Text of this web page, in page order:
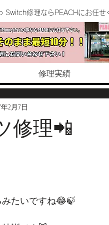
Switch修理ならPEACHにお任せ
修理実績
修理📲
年2月7日
たいですね😂🍃